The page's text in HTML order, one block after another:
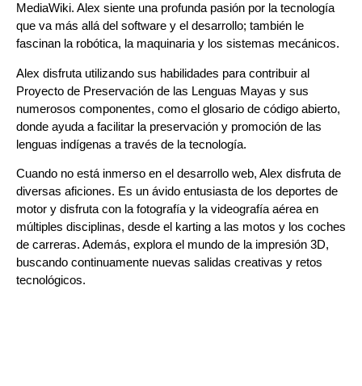
MediaWiki. Alex siente una profunda pasión por la tecnología
que va más allá del software y el desarrollo; también le
fascinan la robótica, la maquinaria y los sistemas mecánicos.
Alex disfruta utilizando sus habilidades para contribuir al
Proyecto de Preservación de las Lenguas Mayas y sus
numerosos componentes, como el glosario de código abierto,
donde ayuda a facilitar la preservación y promoción de las
lenguas indígenas a través de la tecnología.
Cuando no está inmerso en el desarrollo web, Alex disfruta de
diversas aficiones. Es un ávido entusiasta de los deportes de
motor y disfruta con la fotografía y la videografía aérea en
múltiples disciplinas, desde el karting a las motos y los coches
de carreras. Además, explora el mundo de la impresión 3D,
buscando continuamente nuevas salidas creativas y retos
tecnológicos.